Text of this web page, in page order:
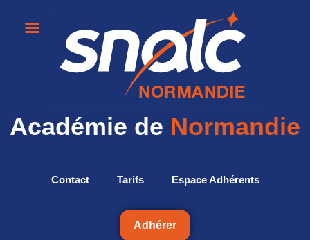
Académie de Normandie
Contact Tarifs Espace Adhérents
Adhérer